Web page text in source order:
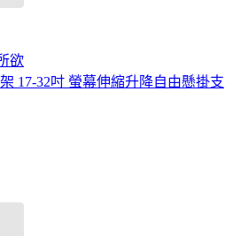
欲
17-32吋 螢幕伸縮升降自由懸掛支